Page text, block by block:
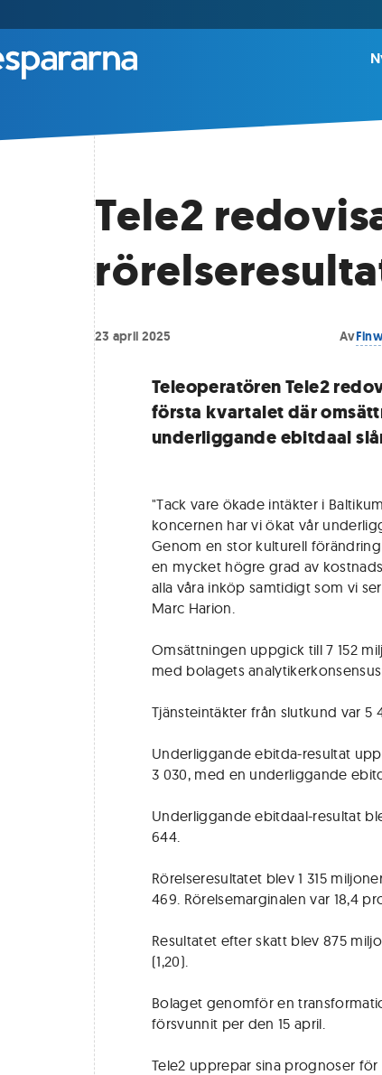
Tele2
23 april 2025 Av
Teleoperatören Tele2
första kvartalet där
underliggande ebitdaal
"Tack vare ökade intäkter i
koncernen har vi ökat vår
Genom en stor kulturell
en mycket högre grad av
alla våra inköp samtidigt som vi
Marc Harion.
Omsättningen uppgick till 7 152
med bolagets
Tjänsteintäkter från slutkund var 5
Underliggande ebitda-resultat
3 030, med en underliggande
Underliggande ebitdaal-resultat
644.
Rörelseresultatet blev 1 315
469. Rörelsemarginalen var 18,4
Resultatet efter skatt blev 875
(1,20).
Bolaget genomför en
försvunnit per den 15 april.
Tele2 upprepar sina prognoser